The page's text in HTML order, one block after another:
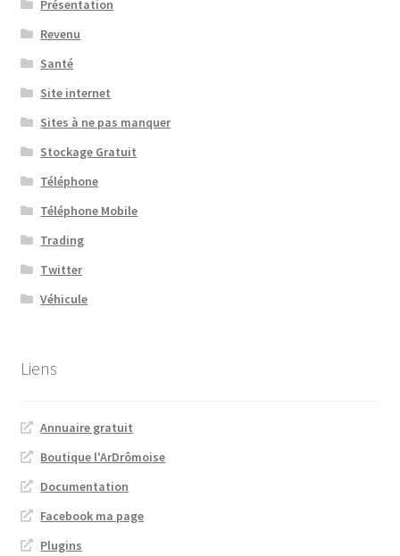
Présentation
Revenu
Santé
Site internet
Sites à ne pas manquer
Stockage Gratuit
Téléphone
Téléphone Mobile
Trading
Twitter
Véhicule
Liens
Annuaire gratuit
Boutique l'ArDrômoise
Documentation
Facebook ma page
Plugins